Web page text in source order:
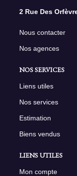
2 Rue Des
Nous contacter
Nos agences
NOS SERVICES
Liens utiles
Nos services
Estimation
Biens vendus
LIENS UTILES
Mon compte